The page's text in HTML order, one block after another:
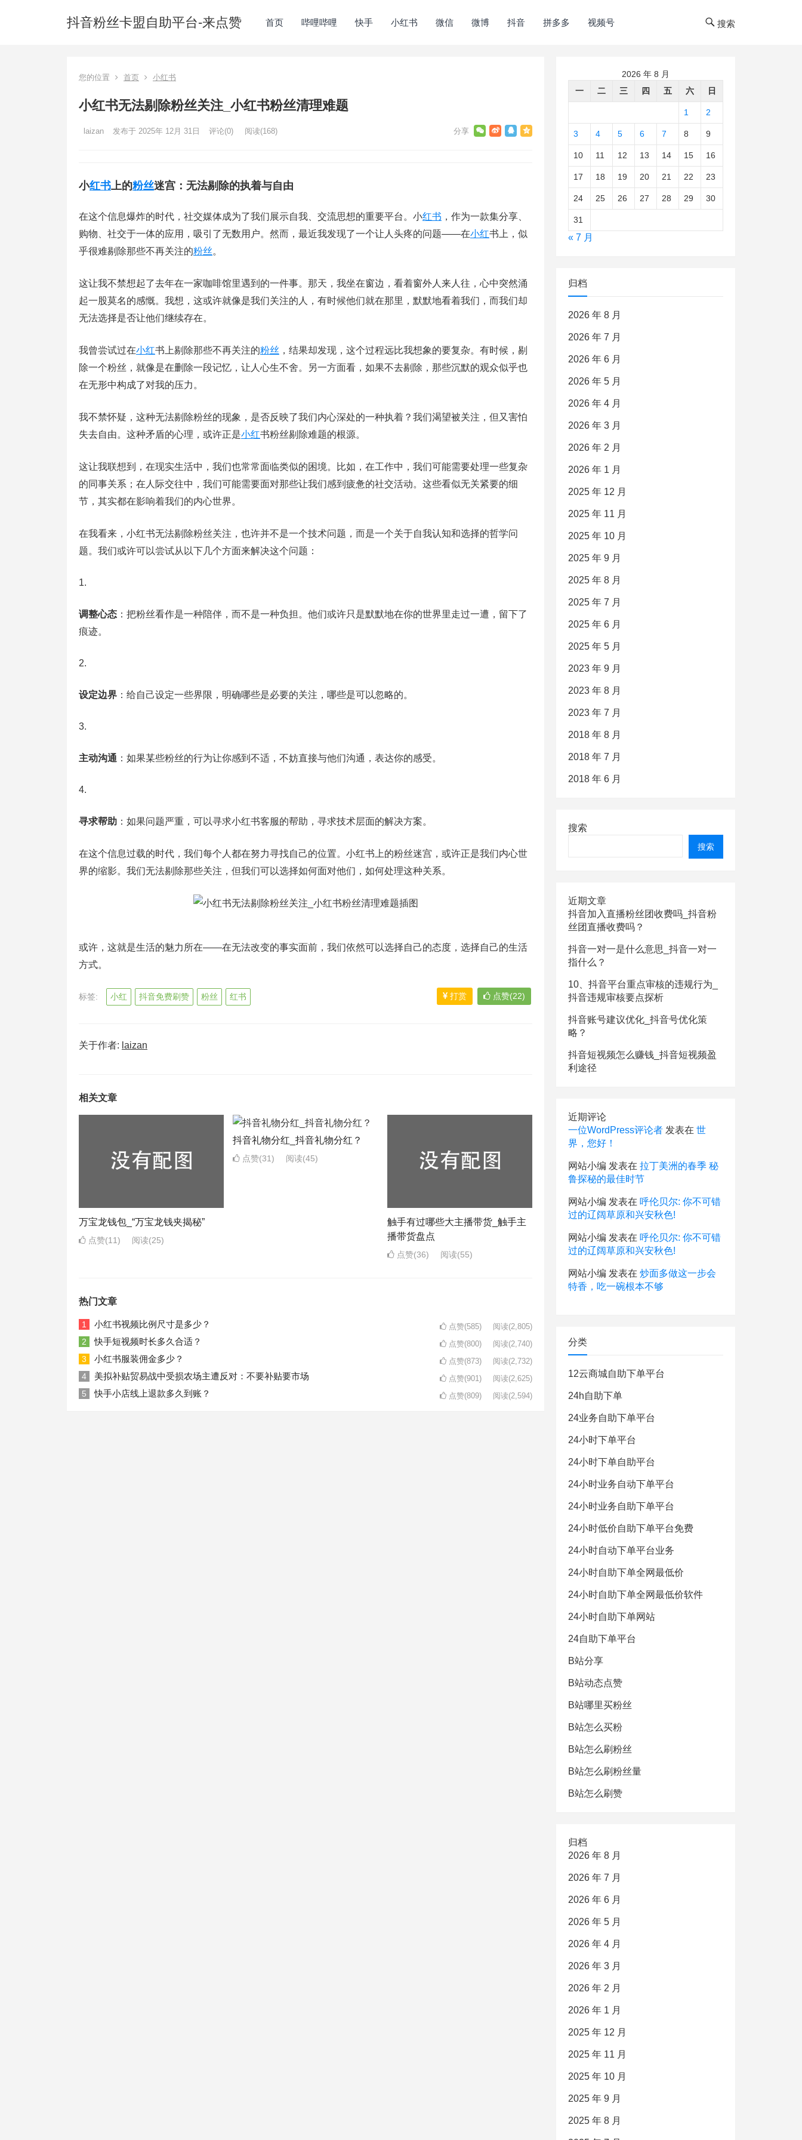
抖音粉丝卡盟自助平台-来点赞 首页 哔哩哔哩 快手 小红书 微信 微博 抖音 拼多多 视频号 搜索
您的位置 首页 小红书
小红书无法剔除粉丝关注_小红书粉丝清理难题
laizan 发布于 2025年 12月 31日 评论(0) 阅读(168)
小红书上的粉丝迷宫：无法剔除的执着与自由
在这个信息爆炸的时代，社交媒体成为了我们展示自我、交流思想的重要平台。小红书 ，作为一款集分享、
购物、社交于一体的应用，吸引了无数用户。然而，最近我发现了一个让人头疼的问题——在小红书上，似
乎很难剔除那些不再关注的粉丝。
这让我不禁想起了去年在一家咖啡馆里遇到的一件事。那天，我坐在窗边，看着窗外人来人往，心中突然涌
起一股莫名的感慨。我想，这或许就像是我们关注的人，有时候他们就在那里，默默地看着我们，而我们却
无法选择是否让他们继续存在。
我曾尝试过在小红书上剔除那些不再关注的粉丝 ，结果却发现，这个过程远比我想象的要复杂。有时候，剔
除一个粉丝，就像是在删除一段记忆，让人心生不舍。另一方面看，如果不去剔除，那些沉默的观众似乎也
在无形中构成了对我的压力。
我不禁怀疑，这种无法剔除粉丝的现象，是否反映了我们内心深处的一种执着？我们渴望被关注，但又害怕
失去自由。这种矛盾的心理，或许正是小红书粉丝剔除难题的根源。
这让我联想到，在现实生活中，我们也常常面临类似的困境。比如，在工作中，我们可能需要处理一些复杂
的同事关系；在人际交往中，我们可能需要面对那些让我们感到疲惫的社交活动。这些看似无关紧要的细
节，其实都在影响着我们的内心世界。
在我看来，小红书无法剔除粉丝关注，也许并不是一个技术问题，而是一个关于自我认知和选择的哲学问
题。我们或许可以尝试从以下几个方面来解决这个问题：
调整心态 ：把粉丝看作是一种陪伴，而不是一种负担。他们或许只是默默地在你的世界里走过一遭，留下了
痕迹。
设定边界 ：给自己设定一些界限，明确哪些是必要的关注，哪些是可以忽略的。
主动沟通 ：如果某些粉丝的行为让你感到不适，不妨直接与他们沟通，表达你的感受。
寻求帮助 ：如果问题严重，可以寻求小红书客服的帮助，寻求技术层面的解决方案。
在这个信息过载的时代，我们每个人都在努力寻找自己的位置。小红书上的粉丝迷宫，或许正是我们内心世
界的缩影。我们无法剔除那些关注，但我们可以选择如何面对他们，如何处理这种关系。
或许，这就是生活的魅力所在——在无法改变的事实面前，我们依然可以选择自己的态度，选择自己的生活
方式。
标签: 小红 抖音免费刷赞 粉丝 红书 打赏 点赞(22)
关于作者: laizan
相关文章
万宝龙钱包_“万宝龙钱夹揭秘”
点赞(11) 阅读(25)
抖音礼物分红_抖音礼物分红？
点赞(31) 阅读(45)
触手有过哪些大主播带货_触手主
播带货盘点
点赞(36) 阅读(55)
热门文章
1 小红书视频比例尺寸是多少？ 点赞(585) 阅读(2,805)
2 快手短视频时长多久合适？ 点赞(800) 阅读(2,740)
3 小红书服装佣金多少？ 点赞(873) 阅读(2,732)
4 美拟补贴贸易战中受损农场主遭反对：不要补贴要市场 点赞(901) 阅读(2,625)
5 快手小店线上退款多久到账？ 点赞(809) 阅读(2,594)
2026 年 8 月
一
二 三 四 五 六 日
1 2
3 4 5 6 7 8 9
10 11 12 13 14 15 16
17 18 19 20 21 22 23
24 25 26 27 28 29 30
31
« 7 月
归档
2026 年 8 月
2026 年 7 月
2026 年 6 月
2026 年 5 月
2026 年 4 月
2026 年 3 月
2026 年 2 月
2026 年 1 月
2025 年 12 月
2025 年 11 月
2025 年 10 月
2025 年 9 月
2025 年 8 月
2025 年 7 月
2025 年 6 月
2025 年 5 月
2023 年 9 月
2023 年 8 月
2023 年 7 月
2018 年 8 月
2018 年 7 月
2018 年 6 月
搜索
搜索
近期文章
抖音加入直播粉丝团收费吗_抖音粉
丝团直播收费吗？
抖音一对一是什么意思_抖音一对一
指什么？
10、抖音平台重点审核的违规行为_
抖音违规审核要点探析
抖音账号建议优化_抖音号优化策
略？
抖音短视频怎么赚钱_抖音短视频盈
利途径
近期评论
一位WordPress评论者 发表在 世
界，您好！
网站小编 发表在 拉丁美洲的春季 秘
鲁探秘的最佳时节
网站小编 发表在 呼伦贝尔: 你不可错
过的辽阔草原和兴安秋色!
网站小编 发表在 呼伦贝尔: 你不可错
过的辽阔草原和兴安秋色!
网站小编 发表在 炒面多做这一步会
特香，吃一碗根本不够
分类
12云商城自助下单平台
24h自助下单
24业务自助下单平台
24小时下单平台
24小时下单自助平台
24小时业务自动下单平台
24小时业务自助下单平台
24小时低价自助下单平台免费
24小时自动下单平台业务
24小时自助下单全网最低价
24小时自助下单全网最低价软件
24小时自助下单网站
24自助下单平台
B站分享
B站动态点赞
B站哪里买粉丝
B站怎么买粉
B站怎么刷粉丝
B站怎么刷粉丝量
B站怎么刷赞
归档
2026 年 8 月
2026 年 7 月
2026 年 6 月
2026 年 5 月
2026 年 4 月
2026 年 3 月
2026 年 2 月
2026 年 1 月
2025 年 12 月
2025 年 11 月
2025 年 10 月
2025 年 9 月
2025 年 8 月